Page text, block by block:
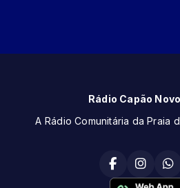
Rádio Capão
A Rádio Comunitária da Praia